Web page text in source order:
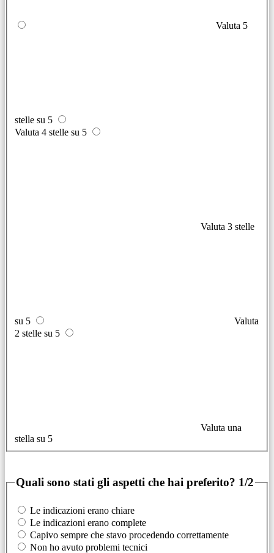
Valuta 5
stelle su 5
Valuta 4 stelle su 5
Valuta 3 stelle
su 5
Valuta
2 stelle su 5
Valuta una
stella su 5
Quali sono stati gli aspetti che hai preferito? 1/2
Le indicazioni erano chiare
Le indicazioni erano complete
Capivo sempre che stavo procedendo correttamente
Non ho avuto problemi tecnici